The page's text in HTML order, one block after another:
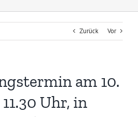
Zurück Vor
am 10.
Uhr, in